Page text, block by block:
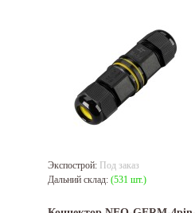
Экспострой: Под заказ
Дальний склад: (531 шт.)